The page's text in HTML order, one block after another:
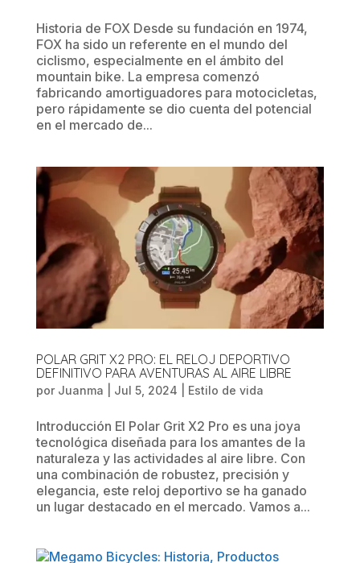
Historia de FOX Desde su fundación en 1974,
FOX ha sido un referente en el mundo del
ciclismo, especialmente en el ámbito del
mountain bike. La empresa comenzó
fabricando amortiguadores para motocicletas,
pero rápidamente se dio cuenta del potencial
en el mercado de...
POLAR GRIT X2 PRO: EL RELOJ DEPORTIVO
DEFINITIVO PARA AVENTURAS AL AIRE LIBRE
por Juanma Jul 5, 2024 Estilo de vida
Introducción El Polar Grit X2 Pro es una joya
tecnológica diseñada para los amantes de la
naturaleza y las actividades al aire libre. Con
una combinación de robustez, precisión y
elegancia, este reloj deportivo se ha ganado
un lugar destacado en el mercado. Vamos a...